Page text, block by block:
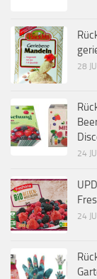
28
24
24